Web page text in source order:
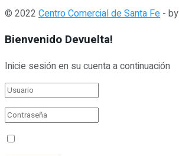
© 2022 Centro Comercial de Santa Fe - by
Bienvenido Devuelta!
Inicie sesión en su cuenta a continuación